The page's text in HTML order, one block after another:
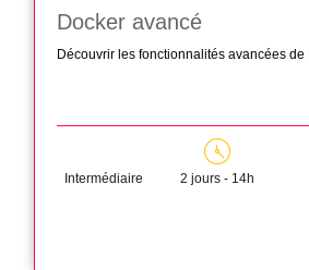
Docker avancé
Découvrir les fonctionnalités avancées de
Intermédiaire 2 jours - 14h